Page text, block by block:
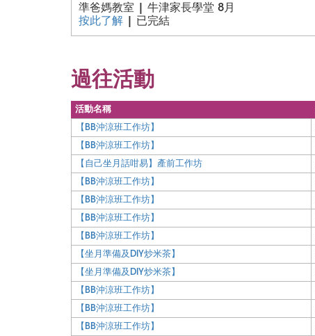
準爸媽教室 | 牛津家長學堂 8月
按此了解 | 已完結
過往活動
活動名稱
【BB沖涼班工作坊】
【BB沖涼班工作坊】
【自己坐月話咁易】產前工作坊
【BB沖涼班工作坊】
【BB沖涼班工作坊】
【BB沖涼班工作坊】
【BB沖涼班工作坊】
【坐月準備及DIY炒米茶】
【坐月準備及DIY炒米茶】
【BB沖涼班工作坊】
【BB沖涼班工作坊】
【BB沖涼班工作坊】